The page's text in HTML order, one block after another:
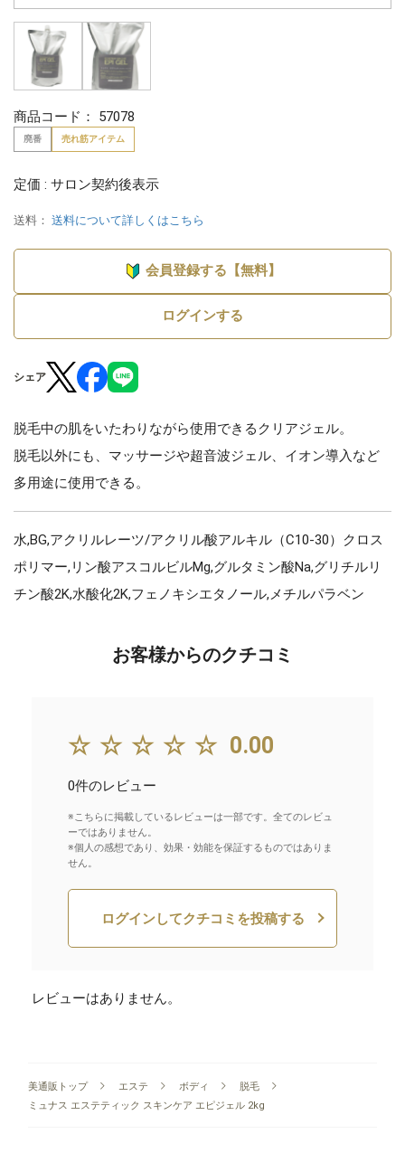
商品コード： 57078
廃番 売れ筋アイテム
定価 : サロン契約後表示
送料： 送料について詳しくはこちら
会員登録する【無料】
ログインする
シェア
脱毛中の肌をいたわりながら使用できるクリアジェル。
脱毛以外にも、マッサージや超音波ジェル、イオン導入など
多用途に使用できる。
水,BG,アクリルレーツ/アクリル酸アルキル（C10-30）クロス
ポリマー,リン酸アスコルビルMg,グルタミン酸Na,グリチルリ
チン酸2K,水酸化2K,フェノキシエタノール,メチルパラベン
お客様からのクチコミ
☆☆☆☆☆ 0.00
0件のレビュー
※こちらに掲載しているレビューは一部です。全てのレビュ
ーではありません。
※個人の感想であり、効果・効能を保証するものではありま
せん。
ログインしてクチコミを投稿する
レビューはありません。
美通販トップ エステ ボディ
脱毛
ミュナス エステティック スキンケア エピジェル 2kg